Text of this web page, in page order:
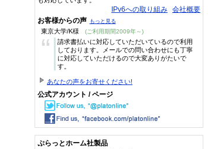
IPv6への取り組み 会社概要
お客様からの声 もっと見る
東京大学/K様 (ご利用期間2009年～)
“
請求書払いに対応していただいているので利用
しております。メールでの問い合わせにも丁寧
に対応していただけるので大変ありがたいで
す。
あなたの声をお寄せください!
公式アカウント / ページ
ぷらっとホーム社製品